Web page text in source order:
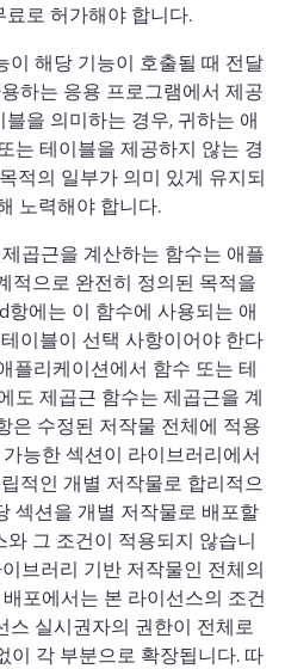
로 허가해야 합니다.
이 해당 기능이 호출될 때 전달
하는 응용 프로그램에서 제공
을 의미하는 경우, 귀하는 애
는 테이블을 제공하지 않는 경
적의 일부가 의미 있게 유지되
노력해야 합니다.
곱근을 계산하는 함수는 애플
적으로 완전히 정의된 목적을
항에는 이 함수에 사용되는 애
이블이 선택 사항이어야 한다
플리케이션에서 함수 또는 테
도 제곱근 함수는 제곱근을 계
은 수정된 저작물 전체에 적용
능한 섹션이 라이브러리에서
적인 개별 저작물로 합리적으
섹션을 개별 저작물로 배포할
그 조건이 적용되지 않습니
브러리 기반 저작물인 전체의
포에서는 본 라이선스의 조건
스 실시권자의 권한이 전체로
이 각 부분으로 확장됩니다. 따